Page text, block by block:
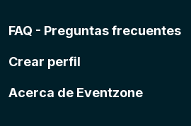
FAQ - Preguntas frecuentes
Crear perfil
Acerca de Eventzone